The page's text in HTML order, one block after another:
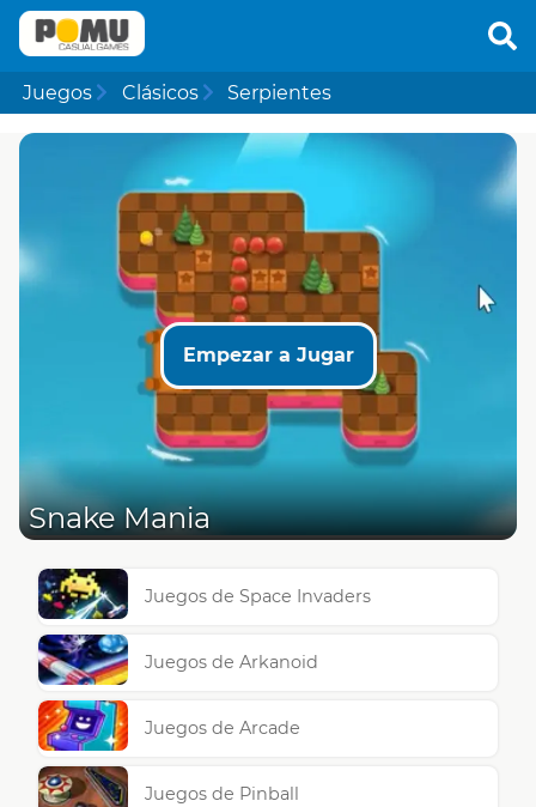
Juegos Clásicos Serpientes
Empezar a Jugar
Snake Mania
Juegos de Space Invaders
Juegos de Arkanoid
Juegos de Arcade
Juegos de Pinball